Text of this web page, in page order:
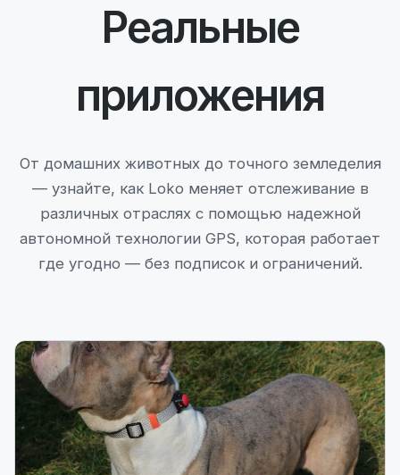
Реальные
приложения
От домашних животных до точного земледелия
— узнайте, как Loko меняет отслеживание в
различных отраслях с помощью надежной
автономной технологии GPS, которая работает
где угодно — без подписок и ограничений.